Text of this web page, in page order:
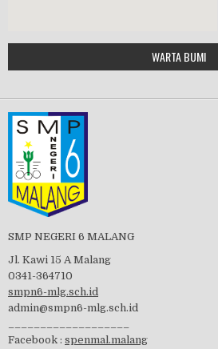
Tes Matrikulasi 2019
visitasi PPK 2019
Google Maps Generator by
embedgooglemap.net
WARTA BUMI
SMP NEGERI 6 MALANG
Jl. Kawi 15 A Malang
0341-364710
smpn6-mlg.sch.id
admin@smpn6-mlg.sch.id
Facebook : spenmal.malang